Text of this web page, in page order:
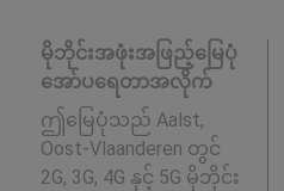
မိုဘိုင်းအဖုံးအဖြည့်မြေပုံ
အော်ပရေတာအလိုက်
ဤမြေပုံသည် Aalst,
Oost-Vlaanderen တွင်
2G, 3G, 4G နှင့် 5G မိုဘိုင်း